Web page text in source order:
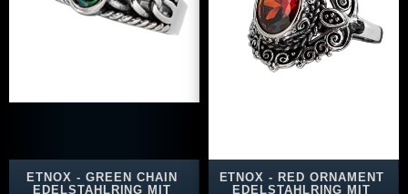
ETNOX - GREEN CHAIN
EDELSTAHLRING MIT
ETNOX - RED ORNAMENT
EDELSTAHLRING MIT